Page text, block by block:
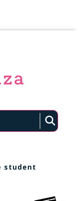
student